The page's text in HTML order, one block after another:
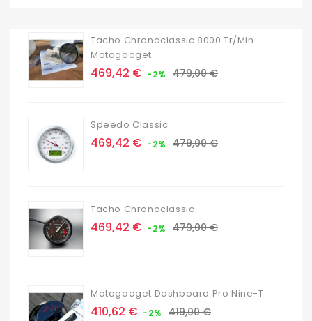
Tacho Chronoclassic 8000 Tr/min
Motogadget
Prix
469,42 € -2% Prix
479,00 €
Speedo Classic
Prix
469,42 € -2% Prix
479,00 €
Tacho Chronoclassic
Prix
469,42 € -2% Prix
479,00 €
Motogadget Dashboard Pro Nine-T
Prix
410,62 € -2% Prix
419,00 €